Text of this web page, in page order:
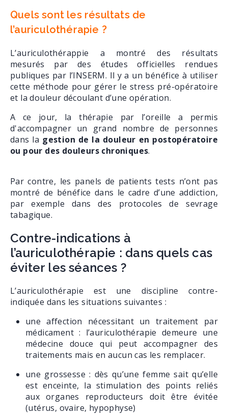
Quels sont les résultats de
l’auriculothérapie ?
L’auriculothérappie a montré des résultats
mesurés par des études officielles rendues
publiques par l’INSERM. Il y a un bénéfice à utiliser
cette méthode pour gérer le stress pré-opératoire
et la douleur découlant d’une opération.
A ce jour, la thérapie par l’oreille a permis
d'accompagner un grand nombre de personnes
dans la gestion de la douleur en postopératoire
ou pour des douleurs chroniques.
Par contre, les panels de patients tests n’ont pas
montré de bénéfice dans le cadre d’une addiction,
par exemple dans des protocoles de sevrage
tabagique.
Contre-indications à
l’auriculothérapie : dans quels cas
éviter les séances ?
L’auriculothérapie est une discipline contre-
indiquée dans les situations suivantes :
une affection nécessitant un traitement par
médicament : l’auriculothérapie demeure une
médecine douce qui peut accompagner des
traitements mais en aucun cas les remplacer.
une grossesse : dès qu’une femme sait qu’elle
est enceinte, la stimulation des points reliés
aux organes reproducteurs doit être évitée
(utérus, ovaire, hypophyse)